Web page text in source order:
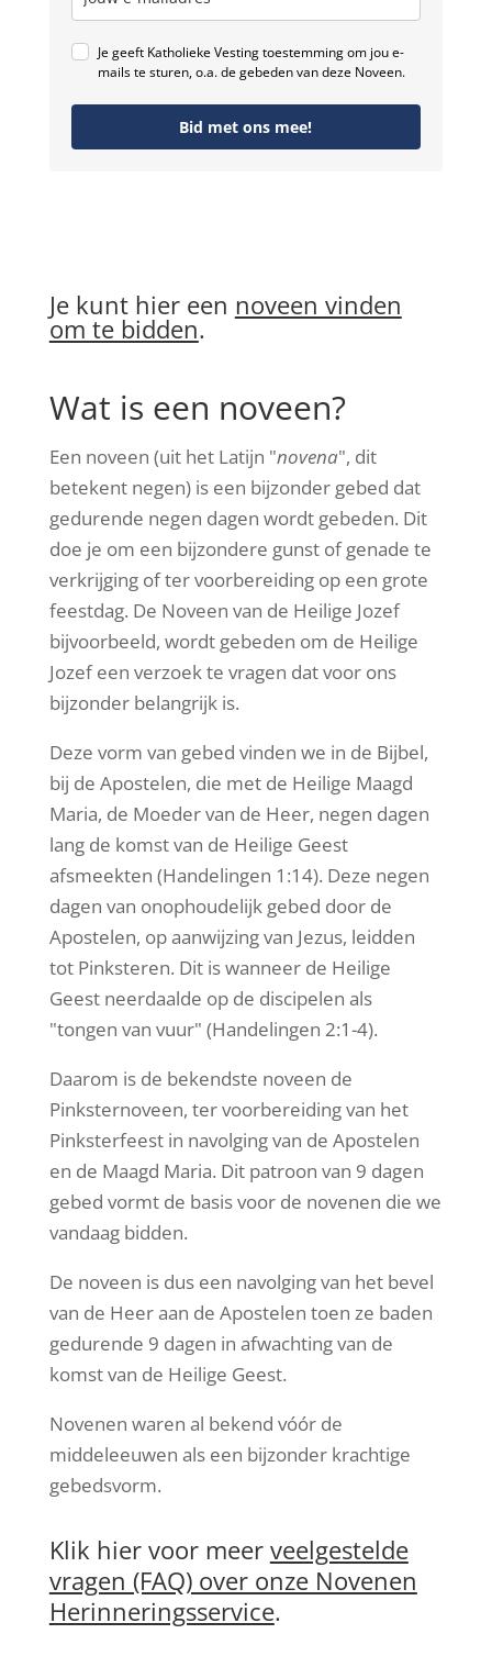
Je geeft Katholieke Vesting toestemming om jou e-
mails te sturen, o.a. de gebeden van deze Noveen.
Bid met ons mee!
Je kunt hier een noveen vinden
om te bidden.
Wat is een noveen?
Een noveen (uit het Latijn "novena", dit
betekent negen) is een bijzonder gebed dat
gedurende negen dagen wordt gebeden. Dit
doe je om een bijzondere gunst of genade te
verkrijging of ter voorbereiding op een grote
feestdag. De Noveen van de Heilige Jozef
bijvoorbeeld, wordt gebeden om de Heilige
Jozef een verzoek te vragen dat voor ons
bijzonder belangrijk is.
Deze vorm van gebed vinden we in de Bijbel,
bij de Apostelen, die met de Heilige Maagd
Maria, de Moeder van de Heer, negen dagen
lang de komst van de Heilige Geest
afsmeekten (Handelingen 1:14). Deze negen
dagen van onophoudelijk gebed door de
Apostelen, op aanwijzing van Jezus, leidden
tot Pinksteren. Dit is wanneer de Heilige
Geest neerdaalde op de discipelen als
"tongen van vuur" (Handelingen 2:1-4).
Daarom is de bekendste noveen de
Pinksternoveen, ter voorbereiding van het
Pinksterfeest in navolging van de Apostelen
en de Maagd Maria. Dit patroon van 9 dagen
gebed vormt de basis voor de novenen die we
vandaag bidden.
De noveen is dus een navolging van het bevel
van de Heer aan de Apostelen toen ze baden
gedurende 9 dagen in afwachting van de
komst van de Heilige Geest.
Novenen waren al bekend vóór de
middeleeuwen als een bijzonder krachtige
gebedsvorm.
Klik hier voor meer veelgestelde
vragen (FAQ) over onze Novenen
Herinneringsservice.